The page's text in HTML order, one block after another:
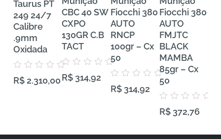
Taurus PT
249 24/7
Calibre
.9mm
Oxidada
0
R$2.310,00
CBC 40 SW
CXPO
130GR C.B
TACT
0
R$ 314,92
Fiocchi 380
AUTO
RNCP
100gr – Cx
50
0
R$ 314,92
Fiocchi 380
AUTO
FMJTC
BLACK
MAMBA
85gr – Cx
50
0
R$372,76